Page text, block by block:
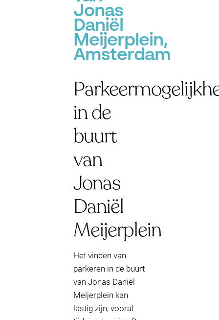
Jonas
Daniël
Meijerplein,
Amsterdam
in de
buurt
van
Jonas
Daniël
Meijerplein
Het vinden van
parkeren in de buurt
van Jonas Daniël
Meijerplein kan
lastig zijn, vooral